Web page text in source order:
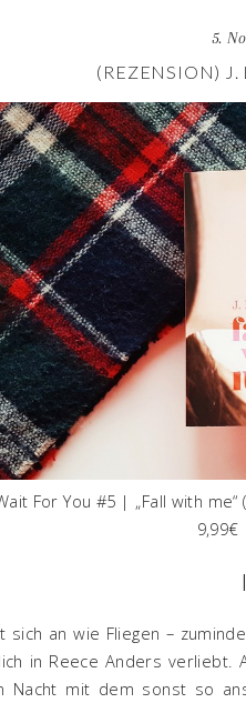
5.
(REZENSION) J.
For You #5 | „Fall with
9,99€
sich an wie Fliegen –
in Reece Anders verliebt.
Nacht mit dem sonst so